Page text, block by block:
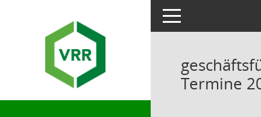
Toggle navigation
Termine